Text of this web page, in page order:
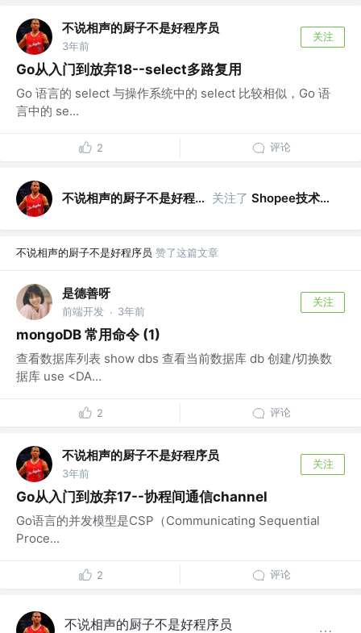
不说相声的厨子不是好程序员
3年前
关注
Go从入门到放弃18--select多路复用
Go 语言的 select 与操作系统中的 select 比较相似，Go 语
言中的 se...
2 评论
不说相声的厨子不是好程序员 关注了 Shopee技术团队
不说相声的厨子不是好程序员 赞了这篇文章
是德善呀
前端开发 · 3年前
关注
mongoDB 常用命令 (1)
查看数据库列表 show dbs 查看当前数据库 db 创建/切换数
据库 use <DA...
2 评论
不说相声的厨子不是好程序员
3年前
关注
Go从入门到放弃17--协程间通信channel
Go语言的并发模型是CSP（Communicating Sequential
Proce...
2 评论
不说相声的厨子不是好程序员